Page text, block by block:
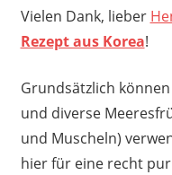
Vielen Dank, lieber
Rezept aus Korea!
Grundsätzlich
und diverse
und Muscheln)
hier für eine recht